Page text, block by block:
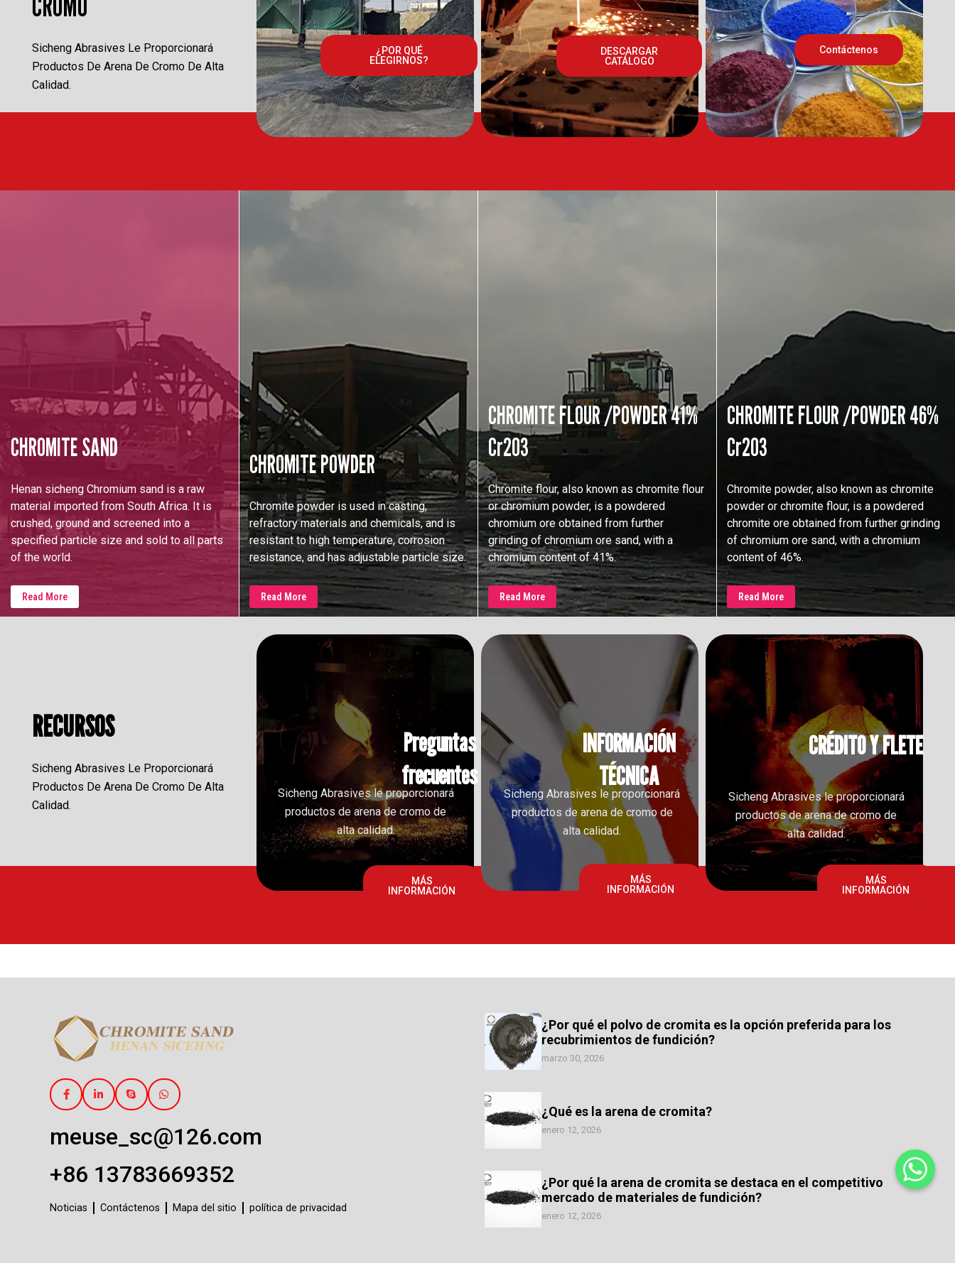
Sicheng Abrasives Le Proporcionará
Productos De Arena De Cromo De Alta
Calidad.
¿POR QUÉ
ELEGIRNOS?
DESCARGAR
CATÁLOGO
Contáctenos
CHROMITE SAND
Henan sicheng Chromium sand is a raw
material imported from South Africa. It is
crushed, ground and screened into a
specified particle size and sold to all parts
of the world.
Read More
CHROMITE POWDER
Chromite powder is used in casting,
refractory materials and chemicals, and is
resistant to high temperature, corrosion
resistance, and has adjustable particle size.
Read More
CHROMITE FLOUR /POWDER 41%
Cr2O3
Chromite flour, also known as chromite flour
or chromium powder, is a powdered
chromium ore obtained from further
grinding of chromium ore sand, with a
chromium content of 41%.
Read More
CHROMITE FLOUR /POWDER 46%
Cr2O3
Chromite powder, also known as chromite
powder or chromite flour, is a powdered
chromite ore obtained from further grinding
of chromium ore sand, with a chromium
content of 46%.
Read More
RECURSOS
Sicheng Abrasives Le Proporcionará
Productos De Arena De Cromo De Alta
Calidad.
MÁS
INFORMACIÓN
Sicheng Abrasives le proporcionará
productos de arena de cromo de
alta calidad.
Preguntas
frecuentes
Sicheng Abrasives le proporcionará
productos de arena de cromo de
alta calidad.
INFORMACIÓN
TÉCNICA
MÁS
INFORMACIÓN
CRÉDITO Y FLETE
Sicheng Abrasives le proporcionará
productos de arena de cromo de
alta calidad.
MÁS
INFORMACIÓN
meuse_sc@126.com
+86 13783669352
Noticias Contáctenos Mapa del sitio política de privacidad
¿Por qué el polvo de cromita es la opción preferida para los
recubrimientos de fundición?
marzo 30, 2026
¿Qué es la arena de cromita?
enero 12, 2026
¿Por qué la arena de cromita se destaca en el competitivo
mercado de materiales de fundición?
enero 12, 2026